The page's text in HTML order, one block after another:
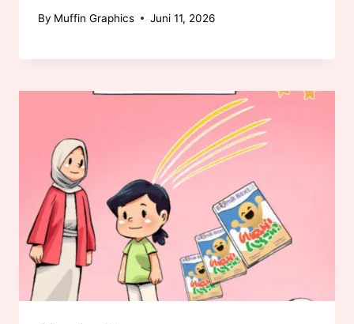
By Muffin Graphics Juni 11, 2026